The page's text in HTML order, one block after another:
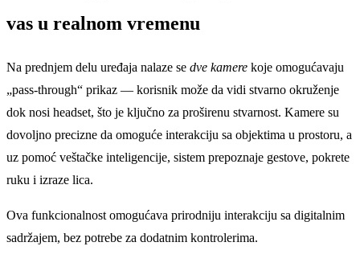
vas u realnom vremenu
Na prednjem delu uređaja nalaze se dve kamere koje omogućavaju
„pass-through“ prikaz — korisnik može da vidi stvarno okruženje
dok nosi headset, što je ključno za proširenu stvarnost. Kamere su
dovoljno precizne da omoguće interakciju sa objektima u prostoru, a
uz pomoć veštačke inteligencije, sistem prepoznaje gestove, pokrete
ruku i izraze lica.
Ova funkcionalnost omogućava prirodniju interakciju sa digitalnim
sadržajem, bez potrebe za dodatnim kontrolerima.